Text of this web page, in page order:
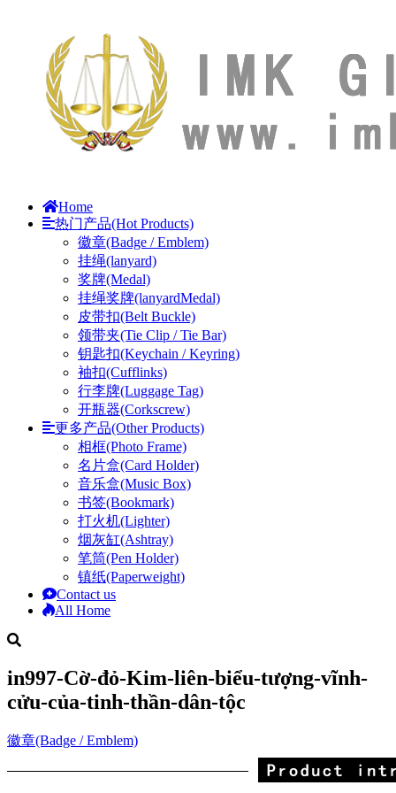
Home
热门产品(Hot Products)
徽章(Badge / Emblem)
挂绳(lanyard)
奖牌(Medal)
挂绳奖牌(lanyardMedal)
皮带扣(Belt Buckle)
领带夹(Tie Clip / Tie Bar)
钥匙扣(Keychain / Keyring)
袖扣(Cufflinks)
行李牌(Luggage Tag)
开瓶器(Corkscrew)
更多产品(Other Products)
相框(Photo Frame)
名片盒(Card Holder)
音乐盒(Music Box)
书签(Bookmark)
打火机(Lighter)
烟灰缸(Ashtray)
笔筒(Pen Holder)
镇纸(Paperweight)
Contact us
All Home
in997-Cờ-đỏ-Kim-liên-biểu-tượng-vĩnh-
cửu-của-tinh-thần-dân-tộc
徽章(Badge / Emblem)